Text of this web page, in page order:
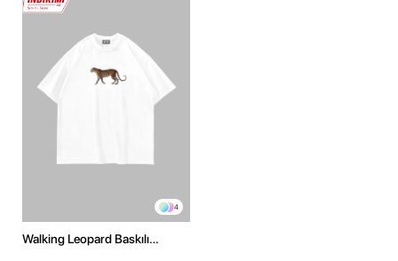
4
Walking Leopard Baskılı